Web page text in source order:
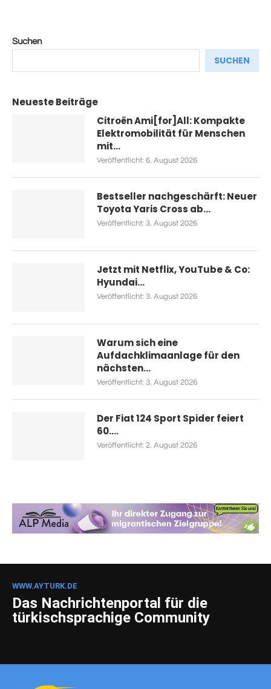
Suchen
SUCHEN
Neueste Beiträge
Citroën Ami[for]All: Kompakte
Elektromobilität für Menschen
mit...
Veröffentlicht: 6. August 2026
Bestseller nachgeschärft: Neuer
Toyota Yaris Cross ab...
Veröffentlicht: 3. August 2026
Jetzt mit Netflix, YouTube & Co:
Hyundai...
Veröffentlicht: 3. August 2026
Warum sich eine
Aufdachklimaanlage für den
nächsten...
Veröffentlicht: 3. August 2026
Der Fiat 124 Sport Spider feiert
60....
Veröffentlicht: 2. August 2026
WWW.AYTURK.DE
Das Nachrichtenportal für die
türkischsprachige Community